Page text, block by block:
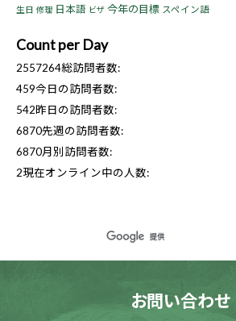
生日 修理 日本語 ビザ 今年の目標 スペイン語
Count per Day
2557264総訪問者数:
459今日の訪問者数:
542昨日の訪問者数:
6870先週の訪問者数:
6870月別訪問者数:
2現在オンライン中の人数:
お問い合わせ